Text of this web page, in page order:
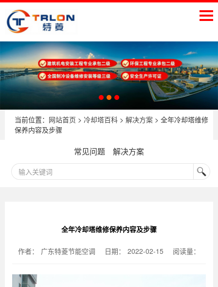
当前位置： 网站首页 > 冷却塔百科 > 解决方案 > 全年冷却塔维修
保养内容及步骤
常见问题 解决方案
全年冷却塔维修保养内容及步骤
作者： 广东特菱节能空调 日期： 2022-02-15 阅读量：